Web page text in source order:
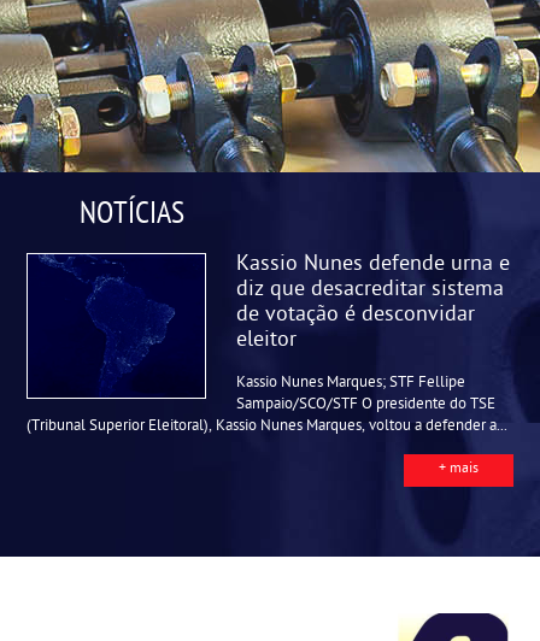
NOTÍCIAS
Kassio Nunes defende urna e
diz que desacreditar sistema
de votação é desconvidar
eleitor
Kassio Nunes Marques; STF Fellipe
Sampaio/SCO/STF O presidente do TSE
(Tribunal Superior Eleitoral), Kassio Nunes Marques, voltou a defender a...
+ mais